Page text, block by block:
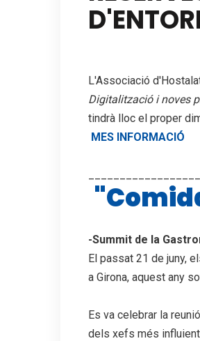
L'Associació
Digitalització i noves
tindrà lloc el proper
MES INFORMACIÓ
-Summit de la
El passat 21 de juny,
a Girona, aquest any
Es va celebrar la
dels xefs més